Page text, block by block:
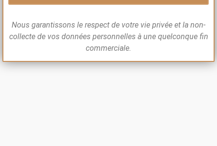
Nous garantissons le respect de votre vie privée et la non-
collecte de vos données personnelles à une quelconque fin
commerciale.